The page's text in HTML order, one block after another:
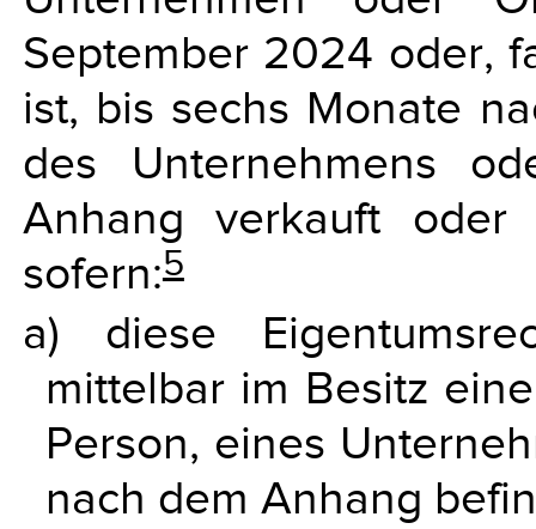
September 2024 oder,
ist, bis sechs Monate
des Unternehmens
Anhang verkauft oder
sofern:5
a) diese
mittelbar im Besitz
Person, eines
nach dem Anhang